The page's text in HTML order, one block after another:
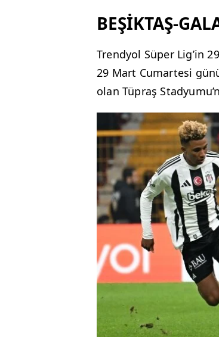
BEŞİKTAŞ-
Trendyol Süper Lig’in
29 Mart Cumartesi
olan Tüpraş